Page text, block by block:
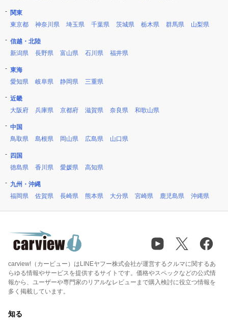
関東
東京都
神奈川県 埼玉県 千葉県 茨城県 栃木県 群馬県 山梨県
信越・北陸
新潟県
長野県 富山県 石川県 福井県
東海
愛知県
岐阜県 静岡県 三重県
近畿
大阪府
兵庫県 京都府 滋賀県 奈良県 和歌山県
中国
鳥取県
島根県 岡山県 広島県 山口県
四国
徳島県
香川県 愛媛県 高知県
九州・沖縄
福岡県
佐賀県 長崎県 熊本県 大分県 宮崎県 鹿児島県 沖縄県
carview!（カービュー）はLINEヤフー株式会社が運営するクルマに関するあ
らゆる情報やサービスを提供するサイトです。価格やスペックなどの公式情
報から、ユーザーや専門家のリアルなレビューまで購入検討に役立つ情報を
多く掲載しています。
知る